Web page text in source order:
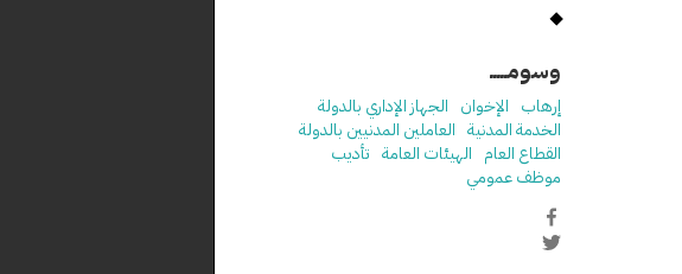
وسومـــــ
إرهاب الإخوان الجهاز الإداري بالدولة
الخدمة المدنية العاملين المدنيين بالدولة
القطاع العام الهيئات العامة تأديب
موظف عمومي